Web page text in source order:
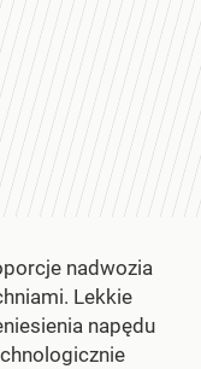
nadwozia
Lekkie
napędu